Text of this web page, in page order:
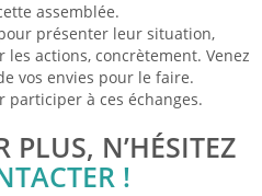
assemblée.
présenter leur situation,
les actions, concrètement. Venez
vos envies pour le faire.
participer à ces échanges.
PLUS, N’HÉSITEZ
!